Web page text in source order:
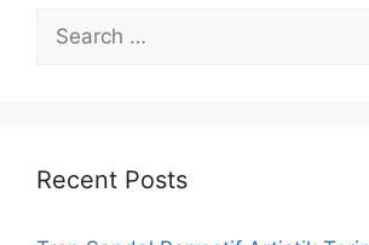
for:
Recent Posts